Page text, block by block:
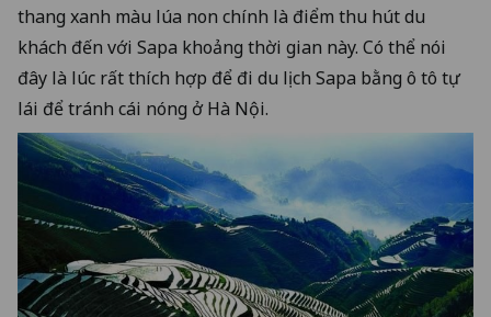
thang xanh màu lúa non chính là điểm thu hút du
khách đến với Sapa khoảng thời gian này. Có thể nói
đây là lúc rất thích hợp để đi du lịch Sapa bằng ô tô tự
lái để tránh cái nóng ở Hà Nội.